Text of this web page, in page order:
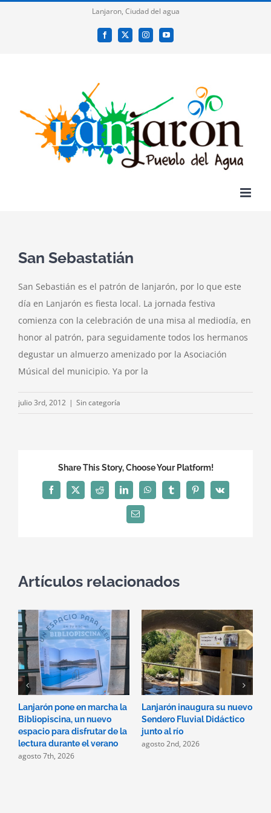
Lanjaron, Ciudad del agua
Facebook
X InstagramYouTube
San Sebastatián
San Sebastián es el patrón de lanjarón, por lo que este
día en Lanjarón es fiesta local. La jornada festiva
comienza con la celebración de una misa al mediodía, en
honor al patrón, para seguidamente todos los hermanos
degustar un almuerzo amenizado por la Asociación
Músical del municipio. Ya por la
julio 3rd, 2012 | Sin categoría
Share This Story, Choose Your Platform!
Facebook
X Reddit LinkedInWhatsAppTumblrPinterest
Vk
Correo
electrónico
Artículos relacionados
Lanjarón pone en marcha la
Bibliopiscina, un nuevo
espacio para disfrutar de la
lectura durante el verano
agosto 7th, 2026
Lanjarón inaugura su nuevo
Sendero Fluvial Didáctico
junto al río
agosto 2nd, 2026